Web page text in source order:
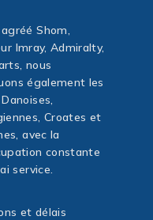
Shom,
Imray, Admiralty,
nous
également les
Croates et
avec la
constante
service.
et délais